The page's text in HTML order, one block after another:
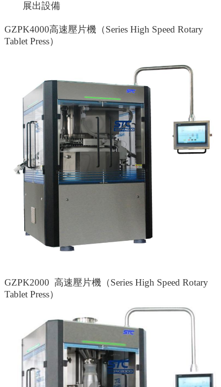
展出設備
GZPK4000高速壓片機（Series High Speed Rotary
Tablet Press）
GZPK2000 高速壓片機（Series High Speed Rotary
Tablet Press）